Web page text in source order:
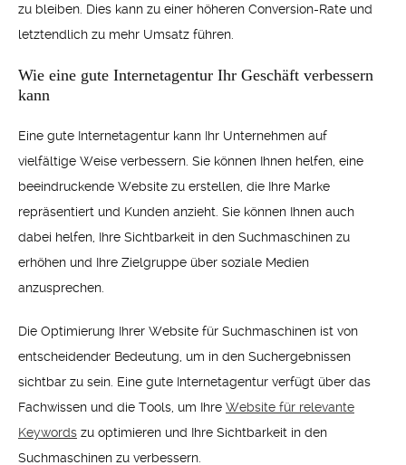
zu bleiben. Dies kann zu einer höheren Conversion-Rate und
letztendlich zu mehr Umsatz führen.
Wie eine gute Internetagentur Ihr Geschäft verbessern
kann
Eine gute Internetagentur kann Ihr Unternehmen auf
vielfältige Weise verbessern. Sie können Ihnen helfen, eine
beeindruckende Website zu erstellen, die Ihre Marke
repräsentiert und Kunden anzieht. Sie können Ihnen auch
dabei helfen, Ihre Sichtbarkeit in den Suchmaschinen zu
erhöhen und Ihre Zielgruppe über soziale Medien
anzusprechen.
Die Optimierung Ihrer Website für Suchmaschinen ist von
entscheidender Bedeutung, um in den Suchergebnissen
sichtbar zu sein. Eine gute Internetagentur verfügt über das
Fachwissen und die Tools, um Ihre Website für relevante
Keywords zu optimieren und Ihre Sichtbarkeit in den
Suchmaschinen zu verbessern.